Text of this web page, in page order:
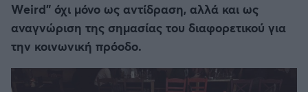
Weird” όχι μόνο ως αντίδραση, αλλά και ως
αναγνώριση της σημασίας του διαφορετικού για
την κοινωνική πρόοδο.